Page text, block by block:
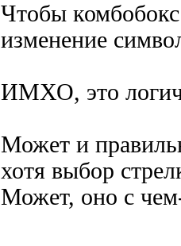
Чтобы
изменение
ИМХО, это
Может и
хотя выбор
Может, оно с